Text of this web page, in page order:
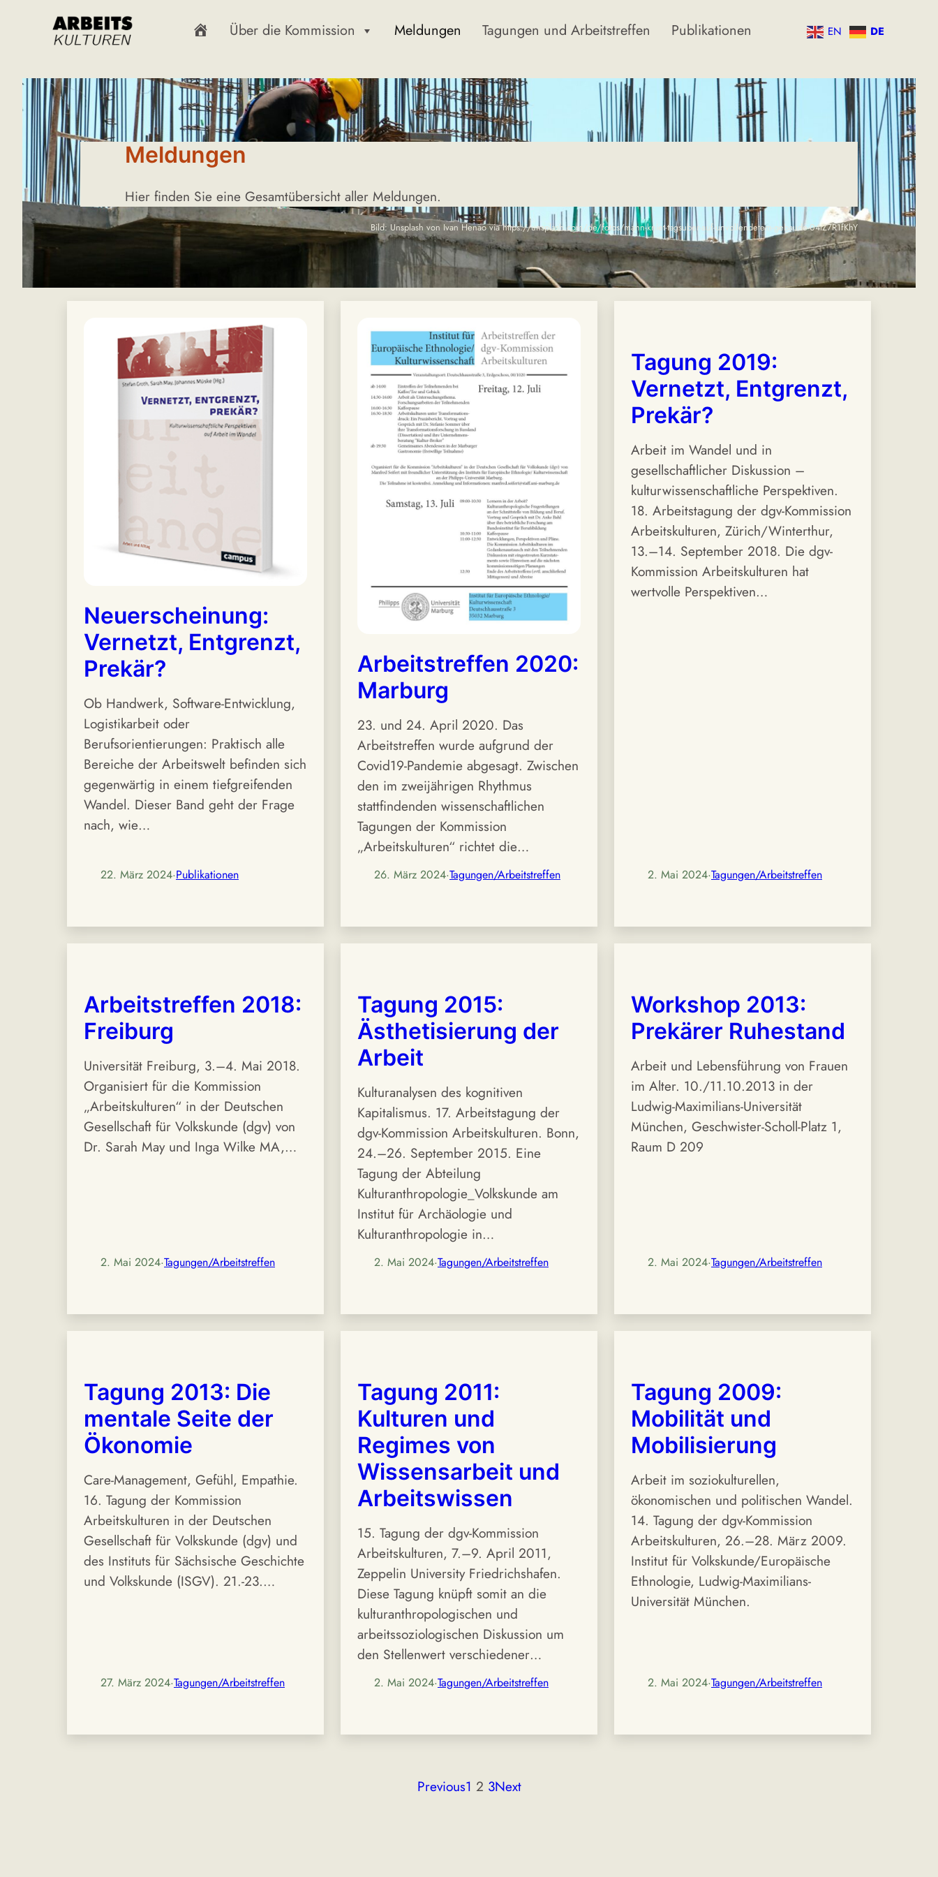
a
r
t
s
e
i
Über die Kommission Meldungen Tagungen und Arbeitstreffen Publikationen EN DE
Meldungen
Hier finden Sie eine Gesamtübersicht aller Meldungen.
Bild: Unsplash von Ivan Henao via https://unsplash.com/de/fotos/mann-kniet-tagsuber-auf-unvollendetem-gebaude-04rZ7R1fKhY
Neuerscheinung:
Vernetzt, Entgrenzt,
Prekär?
Ob Handwerk, Software-Entwicklung,
Logistikarbeit oder
Berufsorientierungen: Praktisch alle
Bereiche der Arbeitswelt befinden sich
gegenwärtig in einem tiefgreifenden
Wandel. Dieser Band geht der Frage
nach, wie…
22. März 2024·Publikationen
Arbeitstreffen 2020:
Marburg
23. und 24. April 2020. Das
Arbeitstreffen wurde aufgrund der
Covid19-Pandemie abgesagt. Zwischen
den im zweijährigen Rhythmus
stattfindenden wissenschaftlichen
Tagungen der Kommission
„Arbeitskulturen“ richtet die…
26. März 2024·Tagungen/Arbeitstreffen
Tagung 2019:
Vernetzt, Entgrenzt,
Prekär?
Arbeit im Wandel und in
gesellschaftlicher Diskussion –
kulturwissenschaftliche Perspektiven.
18. Arbeitstagung der dgv-Kommission
Arbeitskulturen, Zürich/Winterthur,
13.–14. September 2018. Die dgv-
Kommission Arbeitskulturen hat
wertvolle Perspektiven…
2. Mai 2024·Tagungen/Arbeitstreffen
Arbeitstreffen 2018:
Freiburg
Universität Freiburg, 3.–4. Mai 2018.
Organisiert für die Kommission
„Arbeitskulturen“ in der Deutschen
Gesellschaft für Volkskunde (dgv) von
Dr. Sarah May und Inga Wilke MA,…
2. Mai 2024·Tagungen/Arbeitstreffen
Tagung 2015:
Ästhetisierung der
Arbeit
Kulturanalysen des kognitiven
Kapitalismus. 17. Arbeitstagung der
dgv-Kommission Arbeitskulturen. Bonn,
24.–26. September 2015. Eine
Tagung der Abteilung
Kulturanthropologie_Volkskunde am
Institut für Archäologie und
Kulturanthropologie in…
2. Mai 2024·Tagungen/Arbeitstreffen
Workshop 2013:
Prekärer Ruhestand
Arbeit und Lebensführung von Frauen
im Alter. 10./11.10.2013 in der
Ludwig-Maximilians-Universität
München, Geschwister-Scholl-Platz 1,
Raum D 209
2. Mai 2024·Tagungen/Arbeitstreffen
Tagung 2013: Die
mentale Seite der
Ökonomie
Care-Management, Gefühl, Empathie.
16. Tagung der Kommission
Arbeitskulturen in der Deutschen
Gesellschaft für Volkskunde (dgv) und
des Instituts für Sächsische Geschichte
und Volkskunde (ISGV). 21.-23.…
27. März 2024·Tagungen/Arbeitstreffen
Tagung 2011:
Kulturen und
Regimes von
Wissensarbeit und
Arbeitswissen
15. Tagung der dgv-Kommission
Arbeitskulturen, 7.–9. April 2011,
Zeppelin University Friedrichshafen.
Diese Tagung knüpft somit an die
kulturanthropologischen und
arbeitssoziologischen Diskussion um
den Stellenwert verschiedener…
2. Mai 2024·Tagungen/Arbeitstreffen
Tagung 2009:
Mobilität und
Mobilisierung
Arbeit im soziokulturellen,
ökonomischen und politischen Wandel.
14. Tagung der dgv-Kommission
Arbeitskulturen, 26.–28. März 2009.
Institut für Volkskunde/Europäische
Ethnologie, Ludwig-Maximilians-
Universität München.
2. Mai 2024·Tagungen/Arbeitstreffen
Previous1 2 3Next